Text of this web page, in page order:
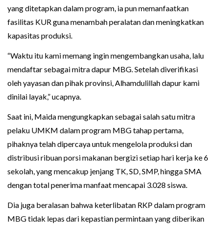
yang ditetapkan dalam program, ia pun memanfaatkan
fasilitas KUR guna menambah peralatan dan meningkatkan
kapasitas produksi.
“Waktu itu kami memang ingin mengembangkan usaha, lalu
mendaftar sebagai mitra dapur MBG. Setelah diverifikasi
oleh yayasan dan pihak provinsi, Alhamdulillah dapur kami
dinilai layak,” ucapnya.
Saat ini, Maida mengungkapkan sebagai salah satu mitra
pelaku UMKM dalam program MBG tahap pertama,
pihaknya telah dipercaya untuk mengelola produksi dan
distribusi ribuan porsi makanan bergizi setiap hari kerja ke 6
sekolah, yang mencakup jenjang TK, SD, SMP, hingga SMA
dengan total penerima manfaat mencapai 3.028 siswa.
Dia juga beralasan bahwa keterlibatan RKP dalam program
MBG tidak lepas dari kepastian permintaan yang diberikan